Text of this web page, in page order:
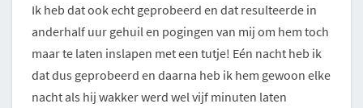
Ik heb dat ook echt geprobeerd en dat resulteerde in
anderhalf uur gehuil en pogingen van mij om hem toch
maar te laten inslapen met een tutje! Eén nacht heb ik
dat dus geprobeerd en daarna heb ik hem gewoon elke
nacht als hij wakker werd wel vijf minuten laten